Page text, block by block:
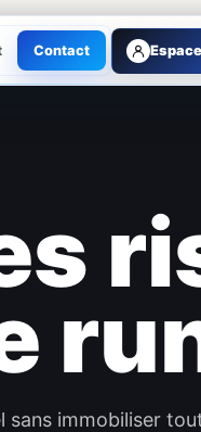
Contact
immobiliser